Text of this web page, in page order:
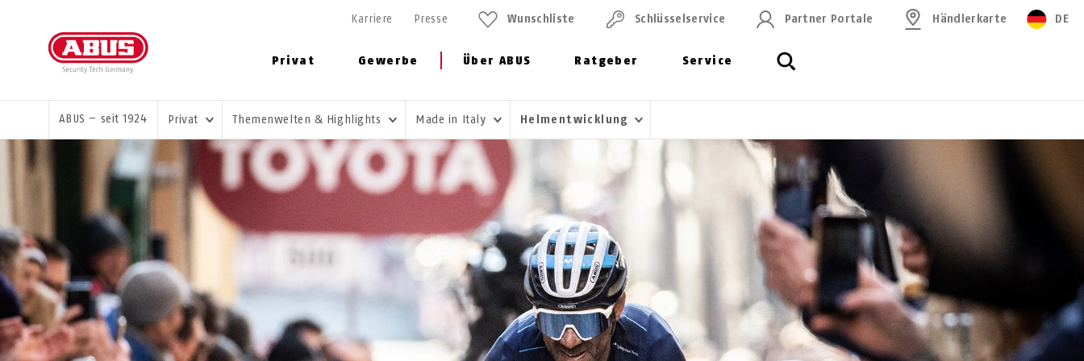
Privat Gewerbe Über ABUS Ratgeber Service
Karriere Presse Wunschliste Schlüssel­service Partner Portale Händlerkarte DE
SIE SIND HIER:
ABUS – seit 1924 Privat Themenwelten & Highlights Made in Italy Helmentwicklung